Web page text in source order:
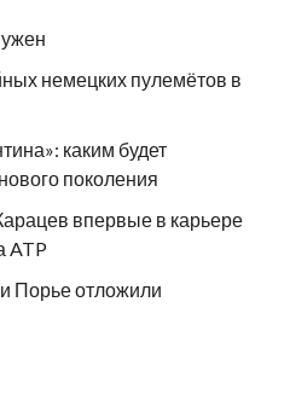
немецких пулемётов в
каким будет
поколения
впервые в карьере
ATP
Порье отложили